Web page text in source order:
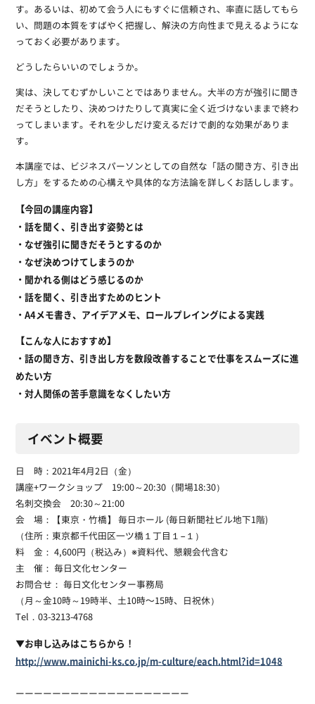
す。あるいは、初めて会う人にもすぐに信頼され、率直に話してもら
い、問題の本質をすばやく把握し、解決の方向性まで見えるようにな
っておく必要があります。
どうしたらいいのでしょうか。
実は、決してむずかしいことではありません。大半の方が強引に聞き
だそうとしたり、決めつけたりして真実に全く近づけないままで終わ
ってしまいます。それを少しだけ変えるだけで劇的な効果がありま
す。
本講座では、ビジネスパーソンとしての自然な「話の聞き方、引き出
し方」をするための心構えや具体的な方法論を詳しくお話しします。
【今回の講座内容】
・話を聞く、引き出す姿勢とは
・なぜ強引に聞きだそうとするのか
・なぜ決めつけてしまうのか
・聞かれる側はどう感じるのか
・話を聞く、引き出すためのヒント
・A4メモ書き、アイデアメモ、ロールプレイングによる実践
【こんな人におすすめ】
・話の聞き方、引き出し方を数段改善することで仕事をスムーズに進
めたい方
・対人関係の苦手意識をなくしたい方
イベント概要
日 時：2021年4月2日（金）
講座+ワークショップ 19:00～20:30（開場18:30）
名刺交換会 20:30～21:00
会 場：【東京・竹橋】 毎日ホール (毎日新聞社ビル地下1階)
（住所：東京都千代田区一ツ橋１丁目１−１）
料 金： 4,600円（税込み）※資料代、懇親会代含む
主 催： 毎日文化センター
お問合せ： 毎日文化センター事務局
（月～金10時～19時半、土10時〜15時、日祝休）
Tel．03-3213-4768
▼お申し込みはこちらから！
http://www.mainichi-ks.co.jp/m-culture/each.html?id=1048
ーーーーーーーーーーーーーーーーーーー